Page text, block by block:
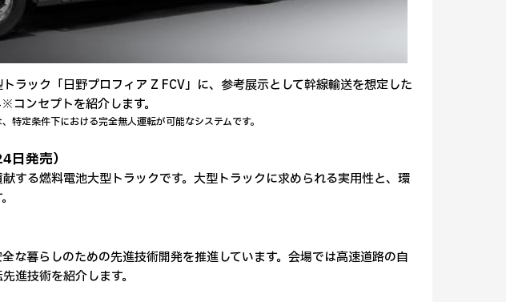
ラック「日野プロフィア Z FCV」に、参考展示として幹線輸送を想定した
ンセプトを紹介します。
定条件下における完全無人運転が可能なシステムです。
発売）
する燃料電池大型トラックです。大型トラックに求められる実用性と、環
な暮らしのための先進技術開発を推進しています。会場では高速道路の自
進技術を紹介します。